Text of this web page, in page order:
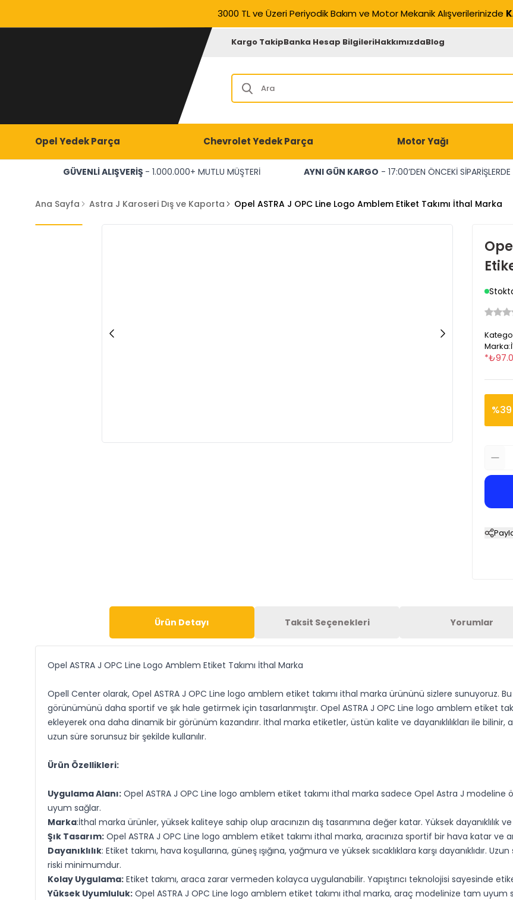
3000 TL ve Üzeri Periyodik Bakım ve Motor Mekanik Alışverilerinizde
Kargo TakipBanka Hesap BilgileriHakkımızdaBlog
Opel Yedek Parça Chevrolet Yedek Parça Motor Yağı
GÜVENLİ ALIŞVERİŞ - 1.000.000+ MUTLU MÜŞTERİ AYNI GÜN KARGO - 17:00’DEN ÖNCEKİ SİPARİŞLERDE
Ana Sayfa Astra J Karoseri Dış ve Kaporta Opel ASTRA J OPC Line Logo Amblem Etiket Takımı İthal Marka
Marka:
*₺
%39
Ürün Detayı Taksit Seçenekleri Yorumlar
Opel ASTRA J OPC Line Logo Amblem Etiket Takımı İthal Marka
Opell Center olarak, Opel ASTRA J OPC Line logo amblem etiket takımı ithal marka ürününü sizlere sunuyoruz. Bu
görünümünü daha sportif ve şık hale getirmek için tasarlanmıştır. Opel ASTRA J OPC Line logo amblem etiket
ekleyerek ona daha dinamik bir görünüm kazandırır. İthal marka etiketler, üstün kalite ve dayanıklılıkları ile
uzun süre sorunsuz bir şekilde kullanılır.
Ürün Özellikleri:
Uygulama Alanı:Opel ASTRA J OPC Line logo amblem etiket takımı ithal marka sadece Opel Astra J
uyum sağlar.
Marka:İthal marka ürünler, yüksek kaliteye sahip olup aracınızın dış tasarımına değer katar. Yüksek dayanıklılık
Şık Tasarım:Opel ASTRA J OPC Line logo amblem etiket takımı ithal marka, aracınıza sportif bir hava katar ve
Dayanıklılık: Etiket takımı, hava koşullarına, güneş ışığına, yağmura ve yüksek sıcaklıklara karşı dayanıklıdır.
riski minimumdur.
Kolay Uygulama:Etiket takımı, araca zarar vermeden kolayca uygulanabilir. Yapıştırıcı teknolojisi sayesinde
Yüksek Uyumluluk:Opel ASTRA J OPC Line logo amblem etiket takımı ithal marka, araç modelinize tam